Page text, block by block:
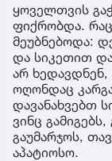
ყოველთვის
ფიქრობდა.
მეუბნებოდა:
და სიკეთით
არ
ოღონდაც
დავანახვებთ
ვინც
გაუმარჯოს,
აპატიოსო.